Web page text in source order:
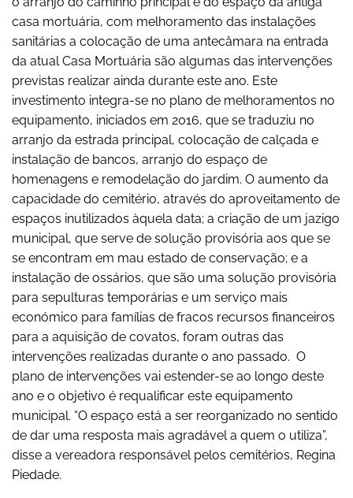
casa mortuária, com melhoramento das instalações
sanitárias a colocação de uma antecâmara na entrada
da atual Casa Mortuária são algumas das intervenções
previstas realizar ainda durante este ano. Este
investimento integra-se no plano de melhoramentos no
equipamento, iniciados em 2016, que se traduziu no
arranjo da estrada principal, colocação de calçada e
instalação de bancos, arranjo do espaço de
homenagens e remodelação do jardim. O aumento da
capacidade do cemitério, através do aproveitamento de
espaços inutilizados àquela data; a criação de um jazigo
municipal, que serve de solução provisória aos que se
se encontram em mau estado de conservação; e a
instalação de ossários, que são uma solução provisória
para sepulturas temporárias e um serviço mais
económico para famílias de fracos recursos financeiros
para a aquisição de covatos, foram outras das
intervenções realizadas durante o ano passado. O
plano de intervenções vai estender-se ao longo deste
ano e o objetivo é requalificar este equipamento
municipal. “O espaço está a ser reorganizado no sentido
de dar uma resposta mais agradável a quem o utiliza”,
disse a vereadora responsável pelos cemitérios, Regina
Piedade.